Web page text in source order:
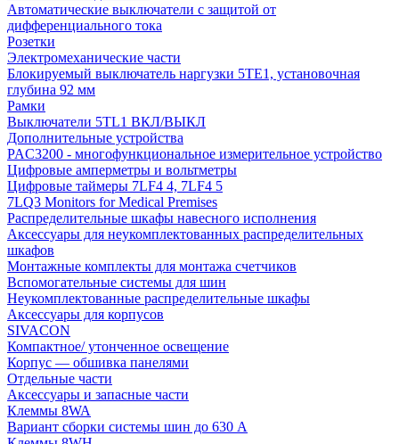
Автоматические выключатели с защитой от
дифференциального тока
Розетки
Электромеханические части
Блокируемый выключатель наргузки 5TE1, установочная
глубина 92 мм
Рамки
Выключатели 5TL1 ВКЛ/ВЫКЛ
Дополнительные устройства
PAC3200 - многофункциональное измерительное устройство
Цифровые амперметры и вольтметры
Цифровые таймеры 7LF4 4, 7LF4 5
7LQ3 Monitors for Medical Premises
Распределительные шкафы навесного исполнения
Аксессуары для неукомплектованных распределительных
шкафов
Монтажные комплекты для монтажа счетчиков
Вспомогательные системы для шин
Неукомплектованные распределительные шкафы
Аксессуары для корпусов
SIVACON
Компактное/ утонченное освещение
Корпус — обшивка панелями
Отдельные части
Аксессуары и запасные части
Клеммы 8WA
Вариант сборки системы шин до 630 A